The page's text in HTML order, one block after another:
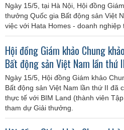
Ngày 15/5, tại Hà Nội, Hội đồng
thưởng Quốc gia Bất động sản Việt
việc với Hata Homes - doanh
Hội đồng Giám khảo Chung
Bất động sản Việt Nam lần thứ
Ngày 15/5, Hội đồng Giám khảo
Bất động sản Việt Nam lần thứ II đã
thực tế với BIM Land (thành viên
tham dự Giải thưởng.